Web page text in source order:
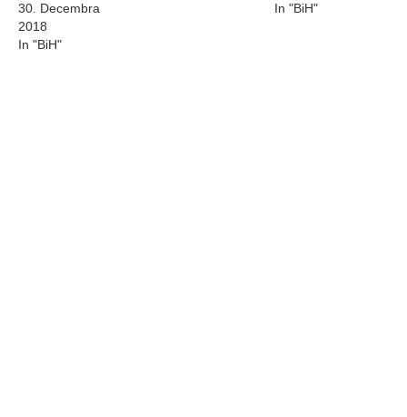
30. Decembra
2018
In "BiH"
In "BiH"